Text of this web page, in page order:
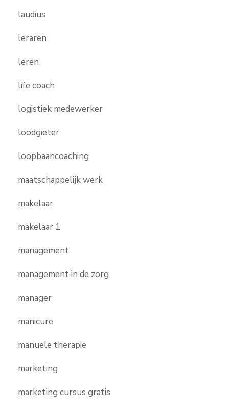
laudius
leraren
leren
life coach
logistiek medewerker
loodgieter
loopbaancoaching
maatschappelijk werk
makelaar
makelaar 1
management
management in de zorg
manager
manicure
manuele therapie
marketing
marketing cursus gratis